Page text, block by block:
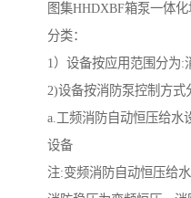
图集HHDXBF箱泵一体
分类：
1）设备按应用范围分为:
2)设备按消防泵控制方式
a.工频消防自动恒压给水
设备
注:变频消防自动恒压给